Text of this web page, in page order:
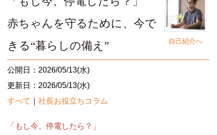
自己紹介へ
赤ちゃんを守るために、今で
きる“暮らしの備え”
公開日：2026/05/13(水)
更新日：2026/05/13(水)
すべて
社長お役立ちコラム
「もし今、停電したら？」